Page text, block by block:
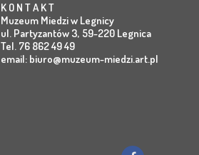
K O N T A K T
Muzeum Miedzi w Legnicy
ul. Partyzantów 3, 59-220 Legnica
Tel. 76 862 49 49
email: biuro@muzeum-miedzi.art.pl